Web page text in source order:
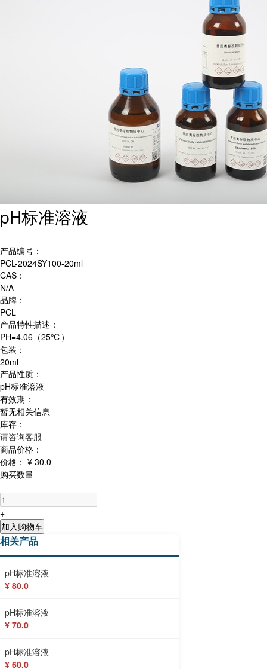
pH标准溶液
产品编号：
PCL-2024SY100-20ml
CAS：
N/A
品牌：
PCL
产品特性描述：
PH=4.06（25℃）
包装：
20ml
产品性质：
pH标准溶液
有效期：
暂无相关信息
库存：
请咨询客服
商品价格：
价格： ¥ 30.0
购买数量
-
+
加入购物车
相关产品
pH标准溶液
¥ 80.0
pH标准溶液
¥ 70.0
pH标准溶液
¥ 60.0